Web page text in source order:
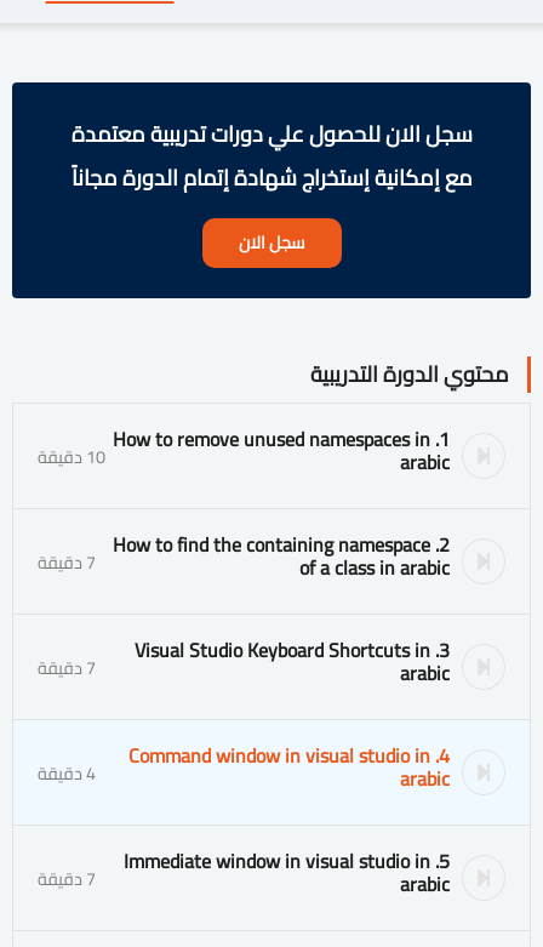
سجل الان للحصول علي دورات تدريبية معتمدة
مع إمكانية إستخراج شهادة إتمام الدورة مجاناً
سجل الان
محتوي الدورة التدريبية
1. How to remove unused namespaces in
arabic 10 دقيقة
2. How to find the containing namespace
of a class in arabic 7 دقيقة
3. Visual Studio Keyboard Shortcuts in
arabic 7 دقيقة
4. Command window in visual studio in
arabic 4 دقيقة
5. Immediate window in visual studio in
arabic 7 دقيقة